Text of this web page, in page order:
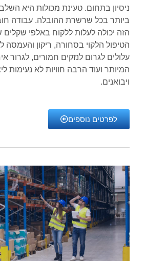
ניסיון בתחום. טעינת מכולות היא
ביותר בכל שרשרת ההובלה. עבודה
הזה יכולה לעלות ללקוח באלפי
הטיפול הלקוי בסחורה, ריקון והעמסה
עלולים לגרום לנזקים חמורים, לגרור
המיותר ועוד הרבה חוויות לא נעימות
ויבואנים.
לפרטים נוספים